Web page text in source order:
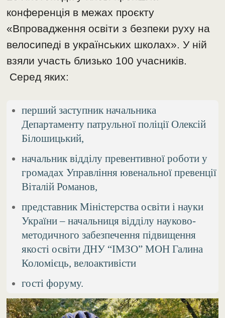
конференція в межах проєкту
«Впровадження освіти з безпеки руху на
велосипеді в українських школах». У ній
взяли участь близько 100 учасників.
Серед яких:
перший заступник начальника
Департаменту патрульної поліції Олексій
Білошицький,
начальник відділу превентивної роботи у
громадах Управління ювенальної превенції
Віталій Романов,
представник Міністерства освіти і науки
України – начальниця відділу науково-
методичного забезпечення підвищення
якості освіти ДНУ “ІМЗО” МОН Галина
Коломієць, велоактивісти
гості форуму.